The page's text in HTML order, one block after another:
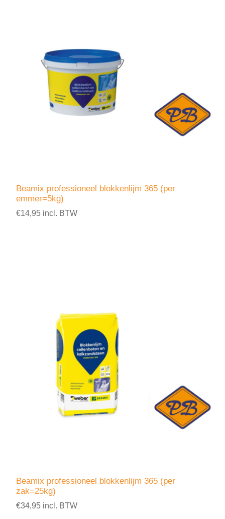
Beamix professioneel blokkenlijm 365 (per
emmer=5kg)
€14,95 incl. BTW
Beamix professioneel blokkenlijm 365 (per
zak=25kg)
€34,95 incl. BTW